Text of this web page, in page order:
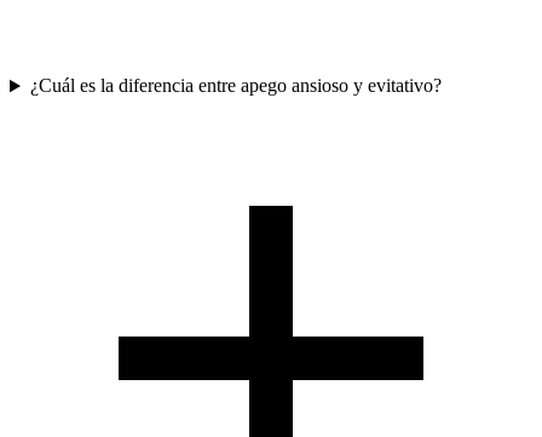
¿Cuál es la diferencia entre apego ansioso y evitativo?